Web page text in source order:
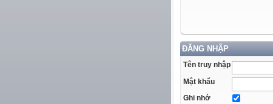
ĐĂNG NHẬP
Tên truy nhập
Mật khẩu
Ghi nhớ